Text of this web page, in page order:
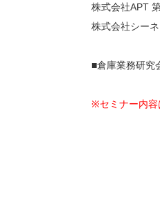
株式会社APT
株式会社シー
■倉庫業務研
※セミナー内容